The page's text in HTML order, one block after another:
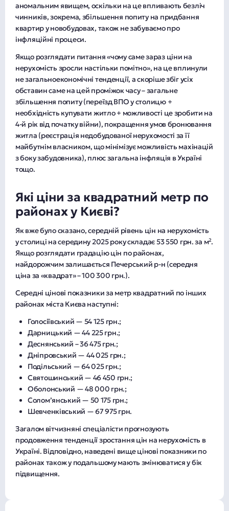
аномальним явищем, оскільки на це впливають безліч
чинників, зокрема, збільшення попиту на придбання
квартир у новобудовах, також не забуваємо про
інфляційні процеси.
Якщо розглядати питання «чому саме зараз ціни на
нерухомість зросли настільки помітно», на це вплинули
не загальноекономічні тенденції, а скоріше збіг усіх
обставин саме на цей проміжок часу – загальне
збільшення попиту (переїзд ВПО у столицю +
необхідність купувати житло + можливості це зробити на
4-й рік від початку війни), покращення умов бронювання
житла (реєстрація недобудованої нерухомості за її
майбутнім власником, що мінімізує можливість махінацій
з боку забудовника), плюс загальна інфляція в Україні
тощо.
Які ціни за квадратний метр по
районах у Києві?
Як вже було сказано, середній рівень цін на нерухомість
у столиці на середину 2025 року складає 53 550 грн. за м².
Якщо розглядати градацію цін по районах,
найдорожчим залишається Печерський р-н (середня
ціна за «квадрат» – 100 300 грн.).
Середні цінові показники за метр квадратний по інших
районах міста Києва наступні:
Голосіївський — 54 125 грн.;
Дарницький — 44 225 грн.;
Деснянський – 36 475 грн.;
Дніпровський — 44 025 грн.;
Подільський — 64 025 грн.;
Святошинський — 46 450 грн.;
Оболонський — 48 000 грн.;
Солом’янський — 50 175 грн.;
Шевченківський — 67 975 грн.
Загалом вітчизняні спеціалісти прогнозують
продовження тенденції зростання цін на нерухомість в
Україні. Відповідно, наведені вище цінові показники по
районах також у подальшому мають змінюватися у бік
підвищення.